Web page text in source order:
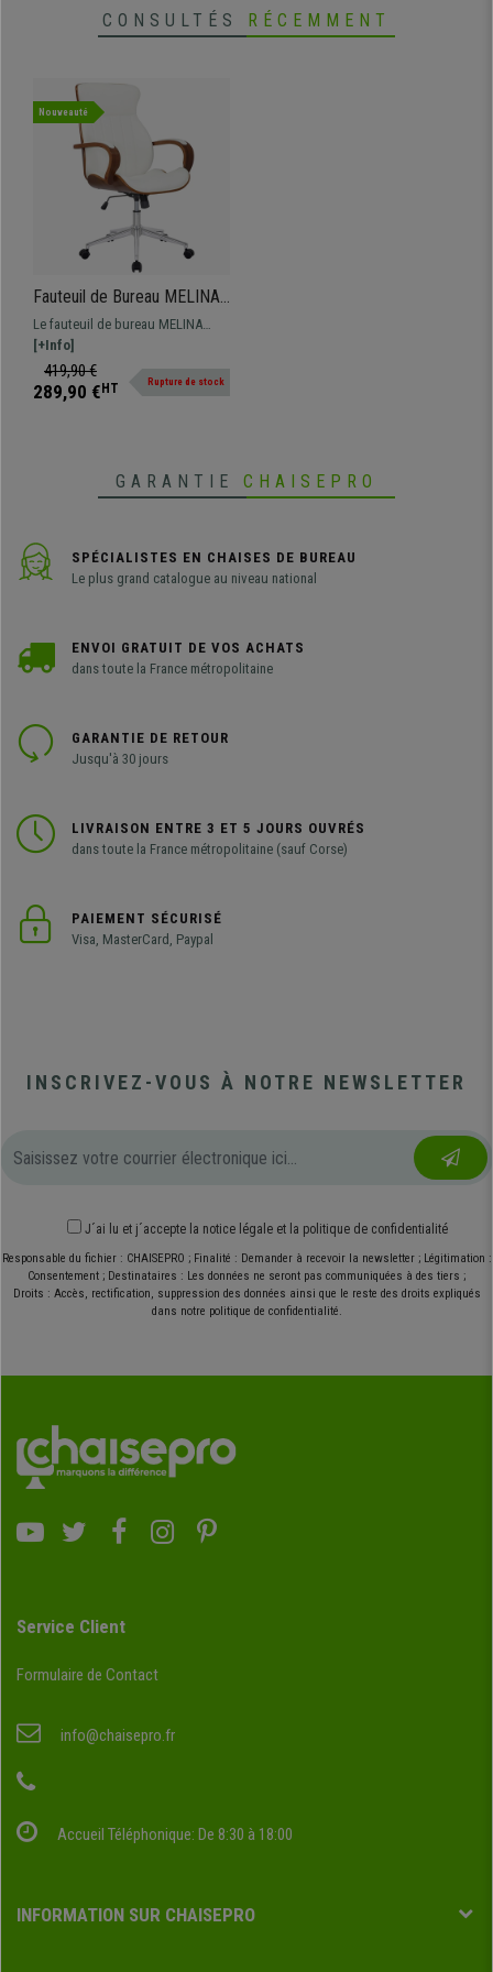
CONSULTÉS RÉCEMMENT
Nouveauté
Fauteuil de Bureau MELINA,
Mécanisme Basculant,
Structure en Bois, Cuir Blanc
Le fauteuil de bureau MELINA
vous surprendra grâce à son
design élégant et son confort
exceptionnel.
[+Info]
419,90 €
289,90 € HT Rupture de stock
GARANTIE CHAISEPRO
SPÉCIALISTES EN CHAISES DE BUREAU
Le plus grand catalogue au niveau national
ENVOI GRATUIT DE VOS ACHATS
dans toute la France métropolitaine
GARANTIE DE RETOUR
Jusqu'à 30 jours
LIVRAISON ENTRE 3 ET 5 JOURS OUVRÉS
dans toute la France métropolitaine (sauf Corse)
PAIEMENT SÉCURISÉ
Visa, MasterCard, Paypal
INSCRIVEZ-VOUS À NOTRE NEWSLETTER
J´ai lu et j´accepte la notice légale et la politique de confidentialité
Responsable du fichier : CHAISEPRO ; Finalité : Demander à recevoir la newsletter ; Légitimation :
Consentement ; Destinataires : Les données ne seront pas communiquées à des tiers ;
Droits : Accès, rectification, suppression des données ainsi que le reste des droits expliqués
dans notre politique de confidentialité.
Service Client
Formulaire de Contact
info@chaisepro.fr
Accueil Téléphonique: De 8:30 à 18:00
INFORMATION SUR CHAISEPRO